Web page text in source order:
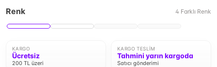
Renk 4 Farklı Renk
KARGO
Ücretsiz
200 TL üzeri
KARGO TESLIM
Tahmini yarın kargoda
Satıcı gönderimi